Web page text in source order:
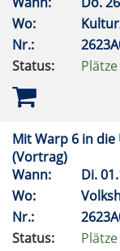
Wo:
Nr.:
Status:
Mit Warp 6 in die
(Vortrag)
Wann:
Di.
Wo:
Nr.:
Status: